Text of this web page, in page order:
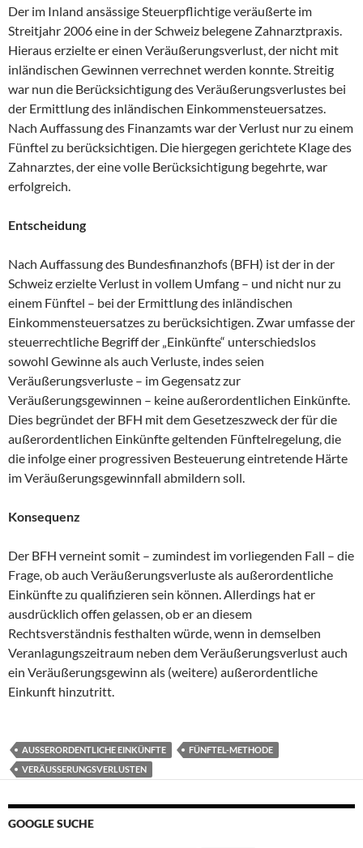
Der im Inland ansässige Steuerpflichtige veräußerte im
Streitjahr 2006 eine in der Schweiz belegene Zahnarztpraxis.
Hieraus erzielte er einen Veräußerungsverlust, der nicht mit
inländischen Gewinnen verrechnet werden konnte. Streitig
war nun die Berücksichtigung des Veräußerungsverlustes bei
der Ermittlung des inländischen Einkommensteuersatzes.
Nach Auffassung des Finanzamts war der Verlust nur zu einem
Fünftel zu berücksichtigen. Die hiergegen gerichtete Klage des
Zahnarztes, der eine volle Berücksichtigung begehrte, war
erfolgreich.
Entscheidung
Nach Auffassung des Bundesfinanzhofs (BFH) ist der in der
Schweiz erzielte Verlust in vollem Umfang – und nicht nur zu
einem Fünftel – bei der Ermittlung des inländischen
Einkommensteuersatzes zu berücksichtigen. Zwar umfasse der
steuerrechtliche Begriff der „Einkünfte“ unterschiedslos
sowohl Gewinne als auch Verluste, indes seien
Veräußerungsverluste – im Gegensatz zur
Veräußerungsgewinnen – keine außerordentlichen Einkünfte.
Dies begründet der BFH mit dem Gesetzeszweck der für die
außerordentlichen Einkünfte geltenden Fünftelregelung, die
die infolge einer progressiven Besteuerung eintretende Härte
im Veräußerungsgewinnfall abmildern soll.
Konsequenz
Der BFH verneint somit – zumindest im vorliegenden Fall – die
Frage, ob auch Veräußerungsverluste als außerordentliche
Einkünfte zu qualifizieren sein können. Allerdings hat er
ausdrücklich offen gelassen, ob er an diesem
Rechtsverständnis festhalten würde, wenn in demselben
Veranlagungszeitraum neben dem Veräußerungsverlust auch
ein Veräußerungsgewinn als (weitere) außerordentliche
Einkunft hinzutritt.
AUSSERORDENTLICHE EINKÜNFTE
FÜNFTEL-METHODE
VERÄUSSERUNGSVERLUSTEN
GOOGLE SUCHE